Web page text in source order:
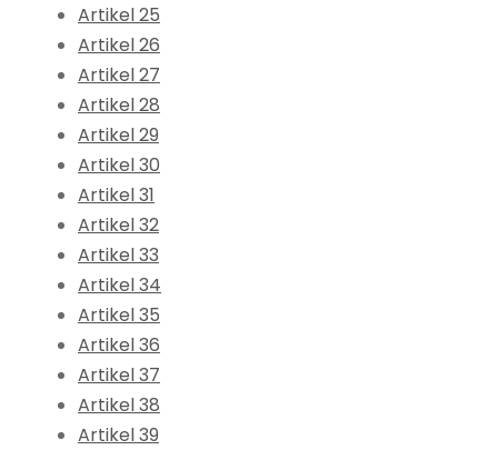
Artikel 25
Artikel 26
Artikel 27
Artikel 28
Artikel 29
Artikel 30
Artikel 31
Artikel 32
Artikel 33
Artikel 34
Artikel 35
Artikel 36
Artikel 37
Artikel 38
Artikel 39